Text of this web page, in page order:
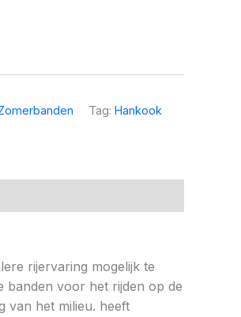
Tag: Hankook
rijervaring mogelijk te
banden voor het rijden op de
van het milieu. heeft